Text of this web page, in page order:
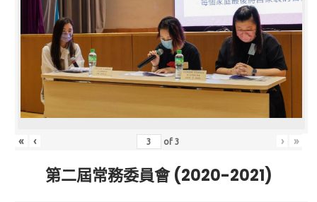
« ‹ of3 › »
第二屆常務委員會 (2020-2021)